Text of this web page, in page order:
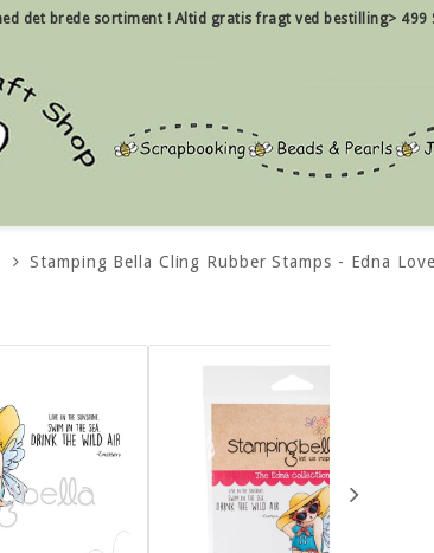
det brede sortiment ! Altid gratis fragt ved bestilling> 499
Stamping Bella Cling Rubber Stamps - Edna